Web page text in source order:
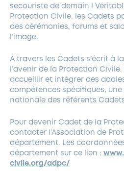
secouriste de demain !
Protection Civile, les Cadets
des cérémonies, forums et
l’image.
À travers les Cadets s’écrit à
l’avenir de la Protection
accueillir et intégrer des
compétences spécifiques,
nationale des référents
Pour devenir Cadet de la
contacter l’Association de
département. Les
département sur ce lien :
civile.org/adpc/